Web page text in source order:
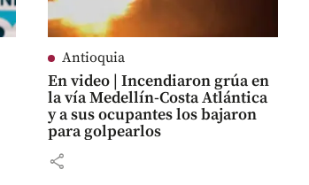
Antioquia
En video | Incendiaron grúa en
la vía Medellín-Costa Atlántica
y a sus ocupantes los bajaron
para golpearlos
share